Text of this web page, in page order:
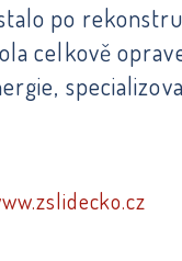
po
celkově